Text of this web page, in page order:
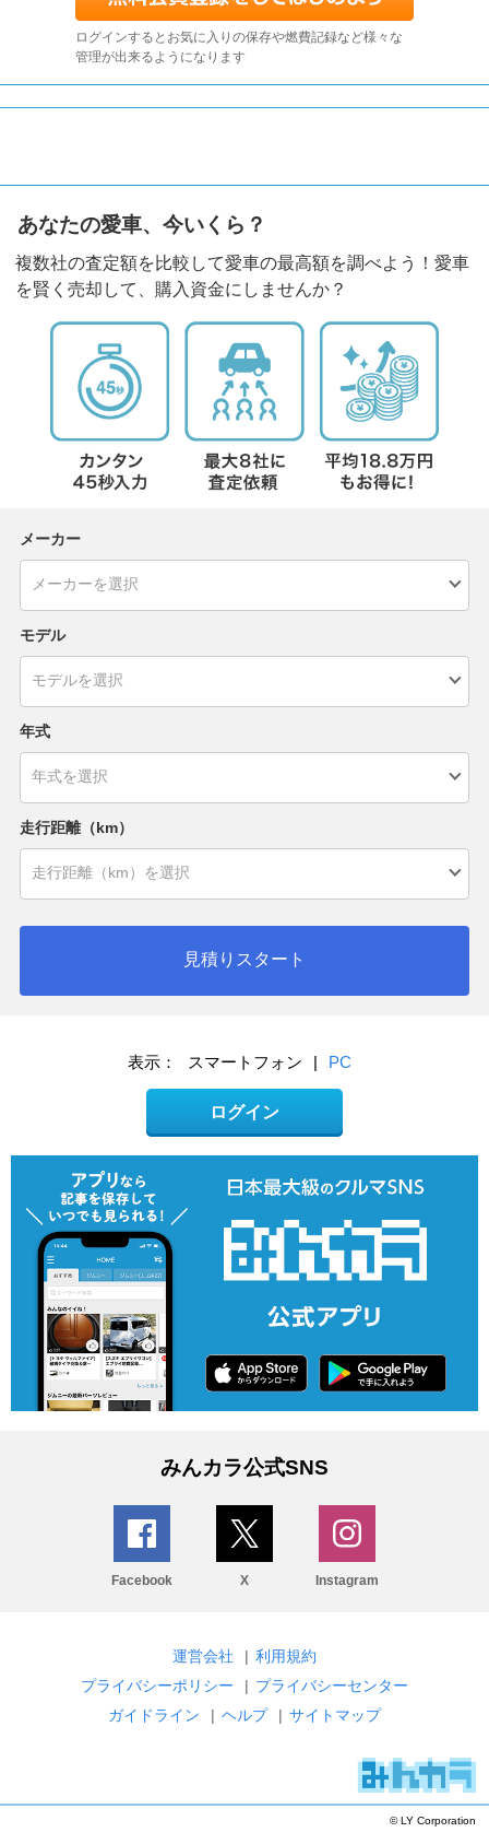
ログインするとお気に入りの保存や燃費記録など様々な
管理が出来るようになります
あなたの愛車、今いくら？
複数社の査定額を比較して愛車の最高額を調べよう！愛車
を賢く売却して、購入資金にしませんか？
メーカー
モデル
年式
走行距離（km）
見積りスタート
表示： スマートフォン | PC
ログイン
みんカラ公式SNS
Facebook X Instagram
運営会社 | 利用規約
プライバシーポリシー
| プライバシーセンター
ガイドライン
| ヘルプ | サイトマップ
© LY Corporation